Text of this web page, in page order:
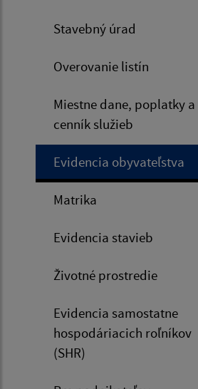
Stavebný úrad
Overovanie listín
Miestne dane, poplatky a
cenník služieb
Evidencia obyvateľstva
Matrika
Evidencia stavieb
Životné prostredie
Evidencia samostatne
hospodáriacich roľníkov
(SHR)